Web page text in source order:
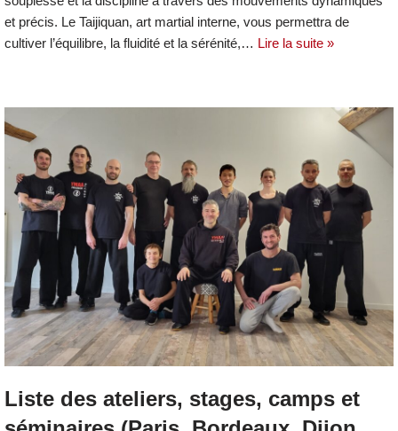
et précis. Le Taijiquan, art martial interne, vous permettra de
cultiver l’équilibre, la fluidité et la sérénité,… Lire la suite »
Liste des ateliers, stages, camps et